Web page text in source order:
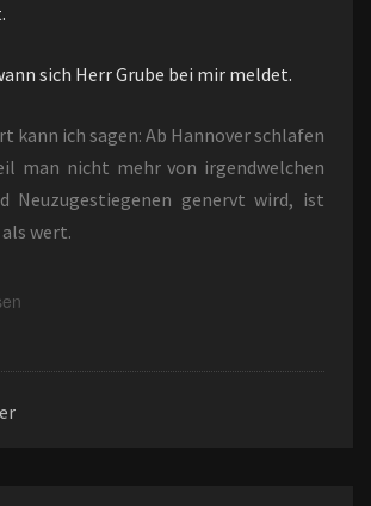
sich Herr Grube bei mir meldet.
kann ich sagen: Ab Hannover schlafen
man nicht mehr von irgendwelchen
Neuzugestiegenen genervt wird, ist
wert.